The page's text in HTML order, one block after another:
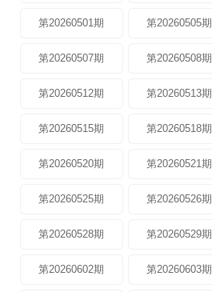
第20260501期 第20260505期
第20260507期 第20260508期
第20260512期 第20260513期
第20260515期 第20260518期
第20260520期 第20260521期
第20260525期 第20260526期
第20260528期 第20260529期
第20260602期 第20260603期